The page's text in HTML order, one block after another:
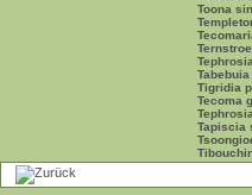
Toona
Tigridia
Tecoma
Tapiscia